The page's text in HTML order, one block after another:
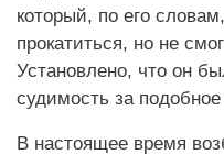
который, по его
прокатиться, но не
Установлено, что он
судимость за
В настоящее время